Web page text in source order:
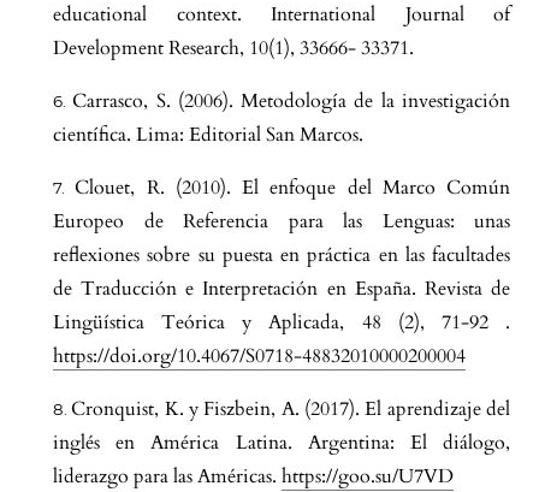
educational context. International Journal of
Development Research, 10(1), 33666- 33371.
Carrasco, S. (2006). Metodología de la investigación
científica. Lima: Editorial San Marcos.
Clouet, R. (2010). El enfoque del Marco Común
Europeo de Referencia para las Lenguas: unas
reflexiones sobre su puesta en práctica en las facultades
de Traducción e Interpretación en España. Revista de
Lingüística Teórica y Aplicada, 48 (2), 71-92 .
https://doi.org/10.4067/S0718-48832010000200004
Cronquist, K. y Fiszbein, A. (2017). El aprendizaje del
inglés en América Latina. Argentina: El diálogo,
liderazgo para las Américas. https://goo.su/U7VD